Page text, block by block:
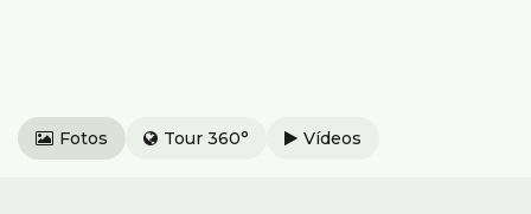
Fotos Tour 360° Vídeos